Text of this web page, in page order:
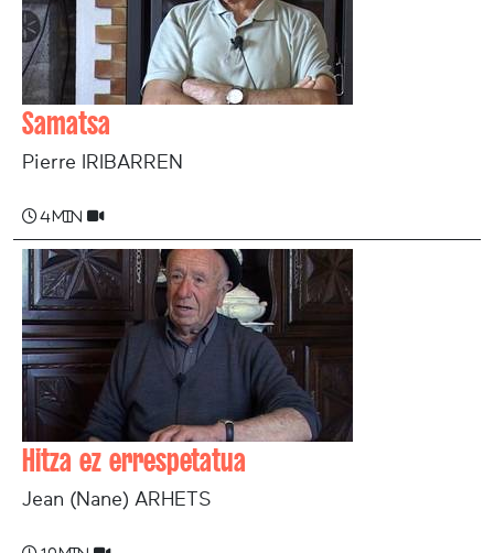
Samatsa
Pierre IRIBARREN
4 min
Hitza ez errespetatua
Jean (Nane) ARHETS